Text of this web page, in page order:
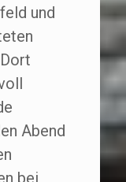
und
Abend